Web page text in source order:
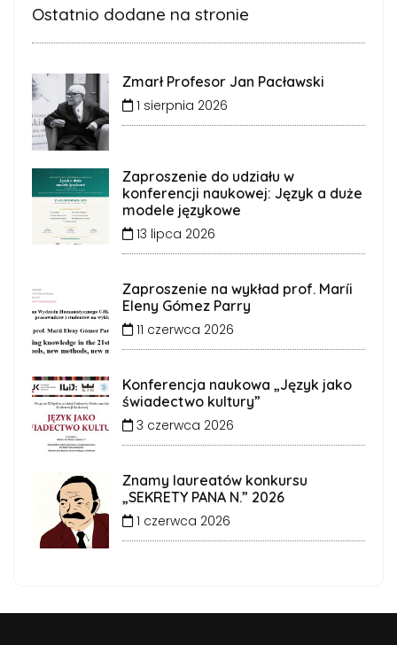
Ostatnio dodane na stronie
Zmarł Profesor Jan Pacławski
1 sierpnia 2026
Zaproszenie do udziału w
konferencji naukowej: Język a duże
modele językowe
13 lipca 2026
Zaproszenie na wykład prof. Maríi
Eleny Gómez Parry
11 czerwca 2026
Konferencja naukowa „Język jako
świadectwo kultury”
3 czerwca 2026
Znamy laureatów konkursu
„SEKRETY PANA N.” 2026
1 czerwca 2026